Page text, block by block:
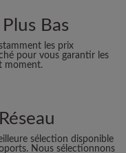
Bas
les prix
pour vous garantir les
moment.
sélection disponible
Nous sélectionnons